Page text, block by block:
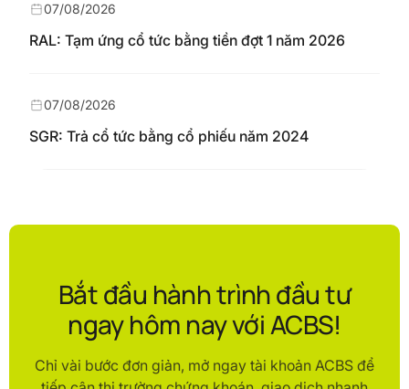
RAL: Tạm ứng cổ tức bằng tiền đợt 1 năm 2026
07/08/2026
SGR: Trả cổ tức bằng cổ phiếu năm 2024
07/08/2026
Bắt đầu hành trình đầu tư
ngay hôm nay với ACBS!
Chỉ vài bước đơn giản, mở ngay tài khoản ACBS để